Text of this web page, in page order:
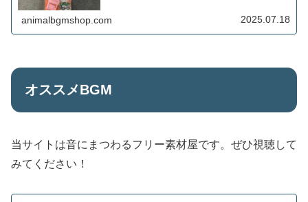
animalbgmshop.com 2025.07.18
オススメBGM
当サイトは音にまつわるフリー素材屋です。ぜひ視聴して
みてください！